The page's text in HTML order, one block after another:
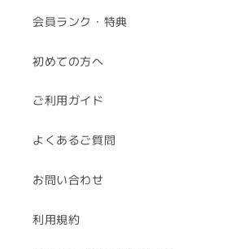
会員ランク・特典
初めての方へ
ご利用ガイド
よくあるご質問
お問い合わせ
利用規約